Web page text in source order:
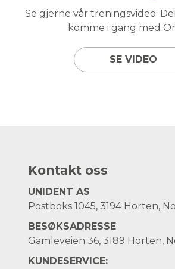
Se gjerne vår treningsvideo.
komme i gang med
SE VIDEO
Kontakt oss
UNIDENT AS
Postboks 1045, 3194 Horten,
BESØKSADRESSE
Gamleveien 36, 3189 Horten,
KUNDESERVICE: